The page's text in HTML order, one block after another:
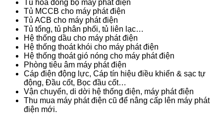
Tủ hòa đồng bộ máy phát điện
Tủ MCCB cho máy phát điện
Tủ ACB cho máy phát điện
Tủ tổng, tủ phân phối, tủ liên lạc…
Hệ thống dầu cho máy phát điện
Hệ thống thoát khói cho máy phát điện
Hệ thống thoát gió nóng cho máy phát điện
Phòng tiêu âm máy phát điện
Cáp điện động lực, Cáp tín hiệu điều khiển & sạc tự
động, Đầu cốt, Bọc đầu cốt…
Vận chuyển, di dời hệ thống điện, máy phát điện
Thu mua máy phát điện cũ để nâng cấp lên máy phát
điện mới.